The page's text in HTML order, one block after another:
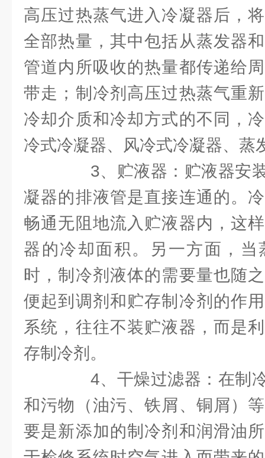
高压过热蒸气进入冷凝器后，
全部热量，其中包括从蒸发器
管道内所吸收的热量都传递给
带走；制冷剂高压过热蒸气重
冷却介质和冷却方式的不同，
冷式冷凝器、风冷式冷凝器、蒸
3、贮液器：贮液器安装
凝器的排液管是直接连通的。
畅通无阻地流入贮液器内，这
器的冷却面积。另一方面，
时，制冷剂液体的需要量也随
便起到调剂和贮存制冷剂的作
系统，往往不装贮液器，而是
存制冷剂。
4、干燥过滤器：在制冷
和污物（油污、铁屑、铜屑）
要是新添加的制冷剂和润滑油